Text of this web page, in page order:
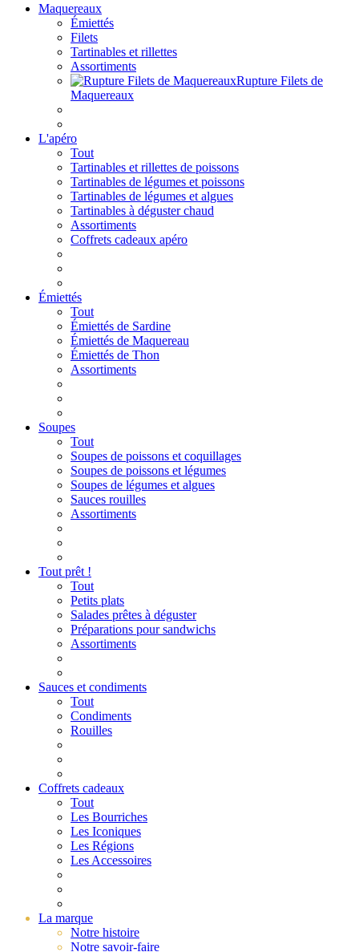
Maquereaux
Émiettés
Filets
Tartinables et rillettes
Assortiments
Rupture Filets de
Maquereaux
L'apéro
Tout
Tartinables et rillettes de poissons
Tartinables de légumes et poissons
Tartinables de légumes et algues
Tartinables à déguster chaud
Assortiments
Coffrets cadeaux apéro
Émiettés
Tout
Émiettés de Sardine
Émiettés de Maquereau
Émiettés de Thon
Assortiments
Soupes
Tout
Soupes de poissons et coquillages
Soupes de poissons et légumes
Soupes de légumes et algues
Sauces rouilles
Assortiments
Tout prêt !
Tout
Petits plats
Salades prêtes à déguster
Préparations pour sandwichs
Assortiments
Sauces et condiments
Tout
Condiments
Rouilles
Coffrets cadeaux
Tout
Les Bourriches
Les Iconiques
Les Régions
Les Accessoires
La marque
Notre histoire
Notre savoir-faire